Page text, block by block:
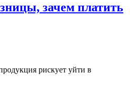
зачем платить
рискует уйти в